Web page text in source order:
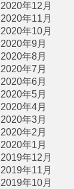
2020年12月
2020年11月
2020年10月
2020年9月
2020年8月
2020年7月
2020年6月
2020年5月
2020年4月
2020年3月
2020年2月
2020年1月
2019年12月
2019年11月
2019年10月